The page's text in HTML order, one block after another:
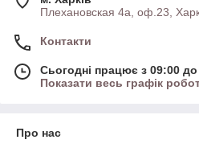
Плехановская 4а, оф.23,
Контакти
Сьогодні працює з 09:00
Показати весь графік
Про нас